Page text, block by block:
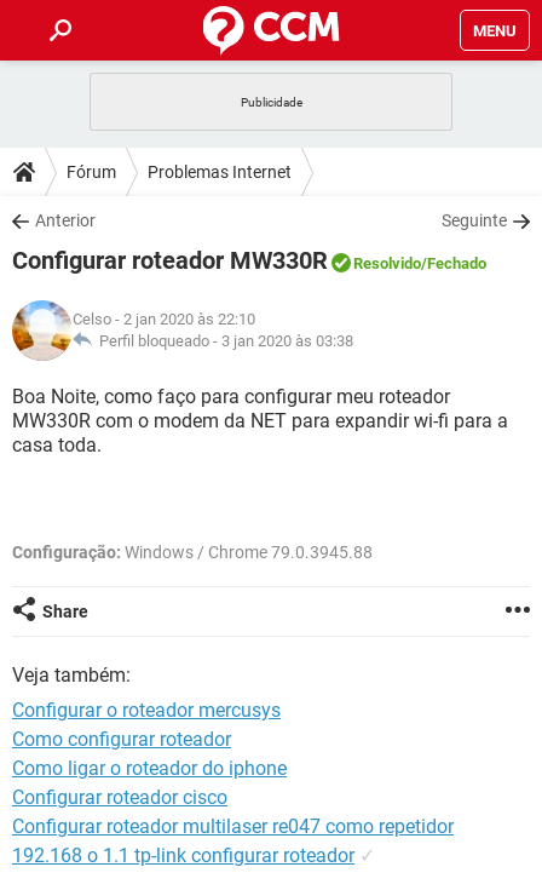
MENU
CELULAR FACEBOOK
OUTLOOK
INSTAGRAM GMAIL
GUIA DE COMPRAS
DICAS
JOGOS WHATSAPP
INSTAGRAM
GUIA DE COMPRAS
DOWNLOADS
JOGOS WHATSAPP
CELULAR
OUTLOOK EXCEL
INSTAGRAM
GUIA DE COMPRAS
FÓRUM
JOGOS
CELULAR
OUTLOOK EXCEL
INSTAGRAM
GLOSSÁRIO
JOGOS
CELULAR FACEBOOK
GUIA DE COMPRAS
Fórum Problemas Internet
Anterior Seguinte
Configurar roteador MW330R Resolvido/Fechado
Celso - 2 jan 2020 às 22:10
Perfil bloqueado - 3 jan 2020 às 03:38
Boa Noite, como faço para configurar meu roteador
MW330R com o modem da NET para expandir wi-fi para a
casa toda.
Configuração: Windows / Chrome 79.0.3945.88
Share
Veja também:
Configurar o roteador mercusys
Como configurar roteador
Como ligar o roteador do iphone
Configurar roteador cisco
Configurar roteador multilaser re047 como repetidor
192.168 o 1.1 tp-link configurar roteador ✓